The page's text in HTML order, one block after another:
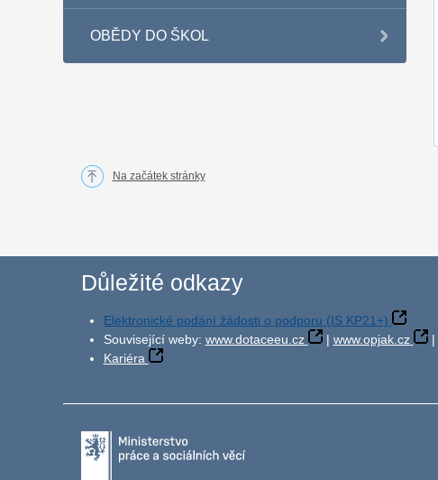
OBĚDY DO ŠKOL
Na začátek stránky
Důležité odkazy
Elektronické podání žádosti o podporu (IS KP21+)
Související weby: www.dotaceeu.cz | www.opjak.cz |
Kariéra